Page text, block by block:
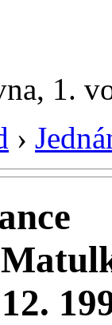
1.
›